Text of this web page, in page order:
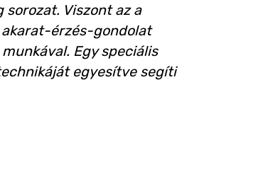
Viszont az a
akarat-érzés-gondolat
Egy speciális
egyesítve segíti